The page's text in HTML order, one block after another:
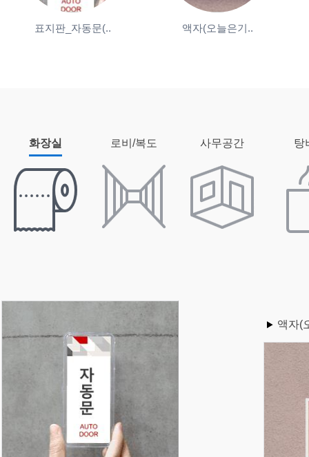
표지판_자동문(.. 액자(오늘은기..
화장실 로비/복도 사무공간 탕
액자(